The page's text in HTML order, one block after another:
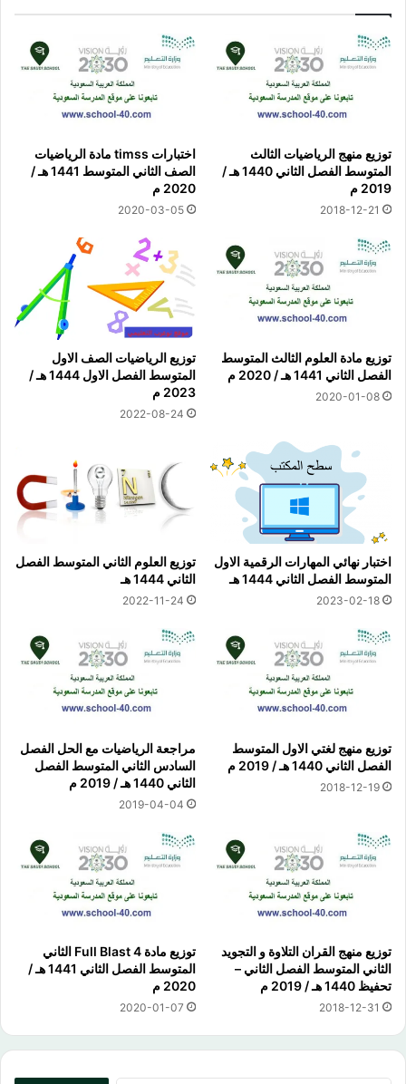
توزيع منهج الرياضيات الثالث
المتوسط الفصل الثاني 1440 هـ /
2019 م
2018-12-21
اختبارات timss مادة الرياضيات
الصف الثاني المتوسط 1441 هـ /
2020 م
2020-03-05
توزيع مادة العلوم الثالث المتوسط
الفصل الثاني 1441 هـ / 2020 م
2020-01-08
توزيع الرياضيات الصف الاول
المتوسط الفصل الاول 1444 هـ /
2023 م
2022-08-24
اختبار نهائي المهارات الرقمية الاول
المتوسط الفصل الثاني 1444 هـ
2023-02-18
توزيع العلوم الثاني المتوسط الفصل
الثاني 1444 هـ
2022-11-24
توزيع منهج لغتي الاول المتوسط
الفصل الثاني 1440 هـ / 2019 م
2018-12-19
مراجعة الرياضيات مع الحل الفصل
السادس الثاني المتوسط الفصل
الثاني 1440 هـ / 2019 م
2019-04-04
توزيع منهج القران التلاوة و التجويد
الثاني المتوسط الفصل الثاني –
تحفيظ 1440 هـ / 2019 م
2018-12-31
توزيع مادة 4 Full Blast الثاني
المتوسط الفصل الثاني 1441 هـ /
2020 م
2020-01-07